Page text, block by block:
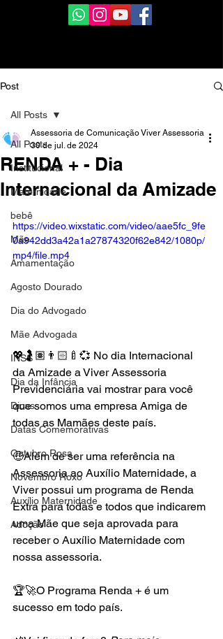
Post
All Posts
Institucional
Maternidade
bebê
Mãe
Amamentação
Agosto Dourado
Dia do Advogado
Mãe Advogada
INSS
Dia da Infância
Dicas
Datas Comemorativas
Outubro Rosa
Novembro Roxo
Auxílio Maternidade
Adoção
All Posts
RENDA + - Dia
Internacional da Amizade
Assessoria de Comunicação Viver Assessoria
30 de jul. de 2024
https://video.wixstatic.com/video/aae5fc_9fe
0a942dd3a42a1a27874320f62e842/1080p/
mp4/file.mp4
💖🤰🏽👨🏻‍🍼💞 No dia Internacional
da Amizade a Viver Assessoria
Previdenciária vai mostrar para você
que somos uma empresa Amiga de
todas as Mamães deste país.
🤑Além de ser uma referência na
Assessoria ao Auxílio Maternidade, a
Viver possui um programa de Renda
Extra para todas e todos que indicarem
uma Mãe que seja aprovada para
receber o Auxílio Maternidade com
nossa assessoria.
🏆🚀O Programa Renda + é um
sucesso em todo país.